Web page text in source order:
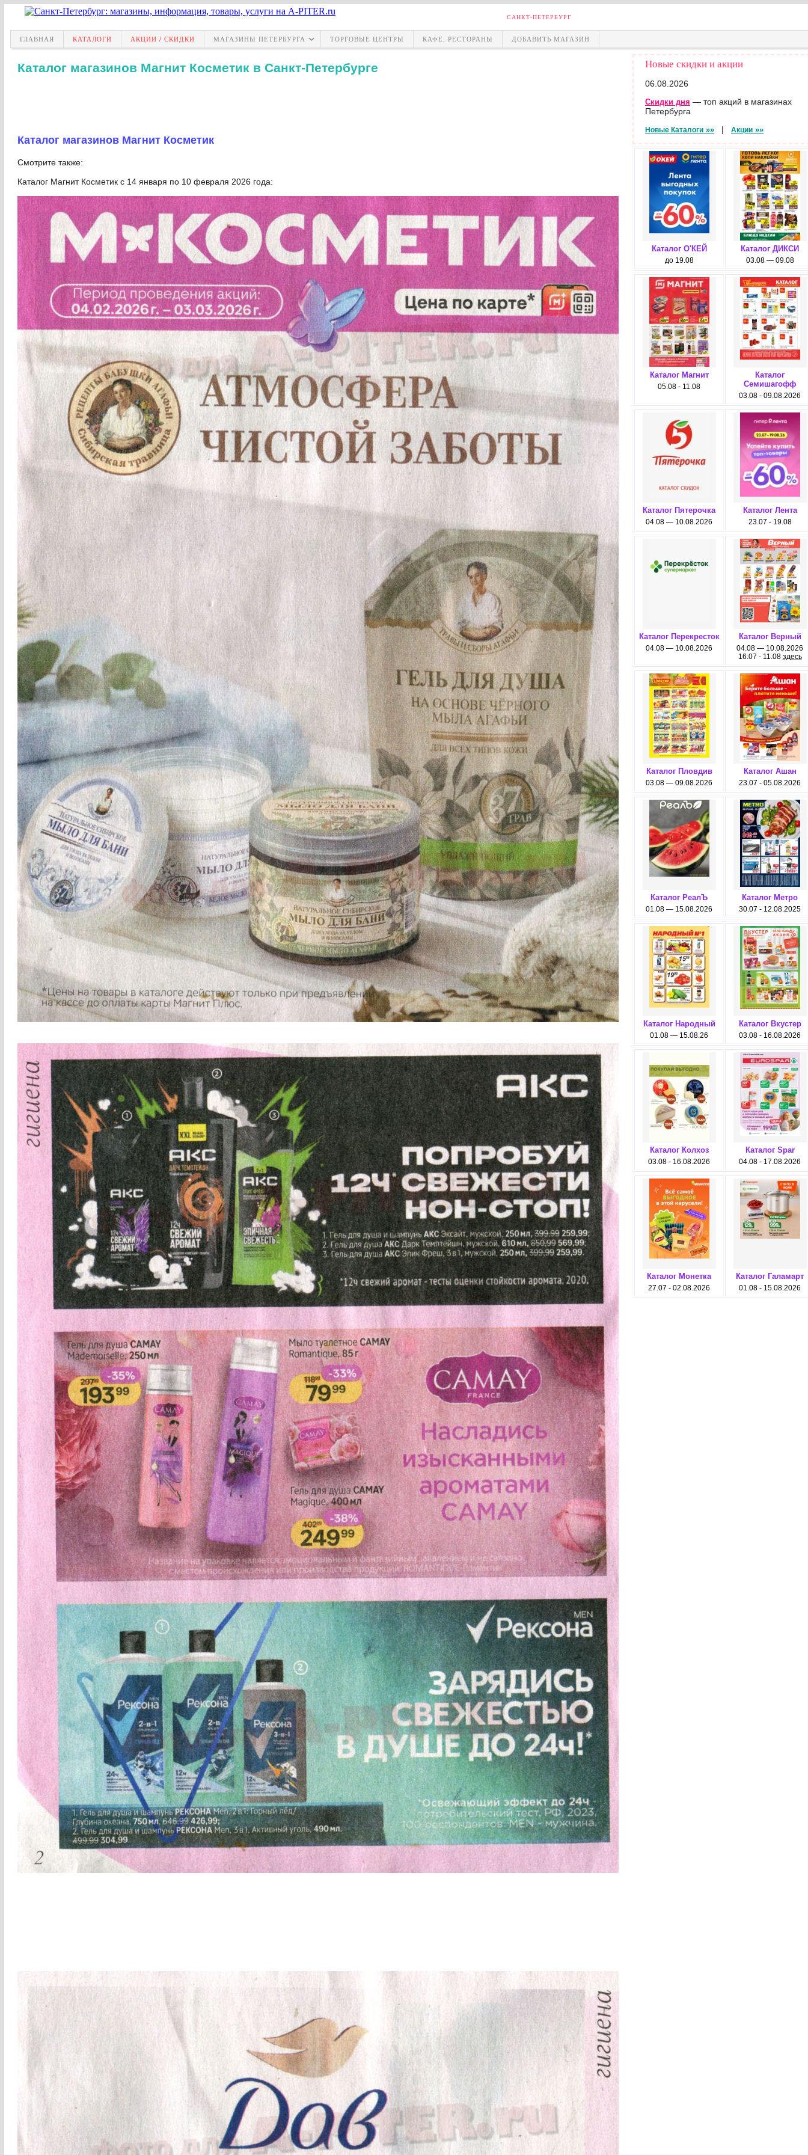
САНКТ-ПЕТЕРБУРГ
ГЛАВНАЯ КАТАЛОГИ АКЦИИ / СКИДКИ МАГАЗИНЫ ПЕТЕРБУРГА ТОРГОВЫЕ ЦЕНТРЫ КАФЕ, РЕСТОРАНЫ ДОБАВИТЬ МАГАЗИН
Каталог магазинов Магнит Косметик в Санкт-Петербурге
Каталог магазинов Магнит Косметик
Смотрите также:
Каталог Магнит Косметик с 14 января по 10 февраля 2026 года:
Новые скидки и акции
06.08.2026
Скидки дня — топ акций в магазинах
Петербурга
Новые Каталоги »» | Акции »»
Каталог О'КЕЙ
до 19.08
Каталог ДИКСИ
03.08 — 09.08
Каталог Магнит
05.08 - 11.08
Каталог
Семишагофф
03.08 - 09.08.2026
Каталог Пятерочка
04.08 — 10.08.2026
Каталог Лента
23.07 - 19.08
Каталог Перекресток
04.08 — 10.08.2026
Каталог Верный
04.08 — 10.08.2026
16.07 - 11.08 здесь
Каталог Пловдив
03.08 — 09.08.2026
Каталог Ашан
23.07 - 05.08.2026
Каталог РеалЪ
01.08 — 15.08.2026
Каталог Метро
30.07 - 12.08.2025
Каталог Народный
01.08 — 15.08.26
Каталог Вкустер
03.08 - 16.08.2026
Каталог Колхоз
03.08 - 16.08.2026
Каталог Spar
04.08 - 17.08.2026
Каталог Монетка
27.07 - 02.08.2026
Каталог Галамарт
01.08 - 15.08.2026